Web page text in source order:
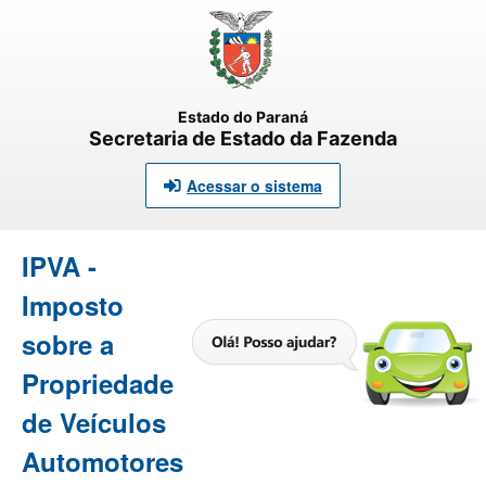
Estado do Paraná
Secretaria de Estado da Fazenda
Acessar o sistema
IPVA -
Imposto
sobre a
Propriedade
de Veículos
Automotores